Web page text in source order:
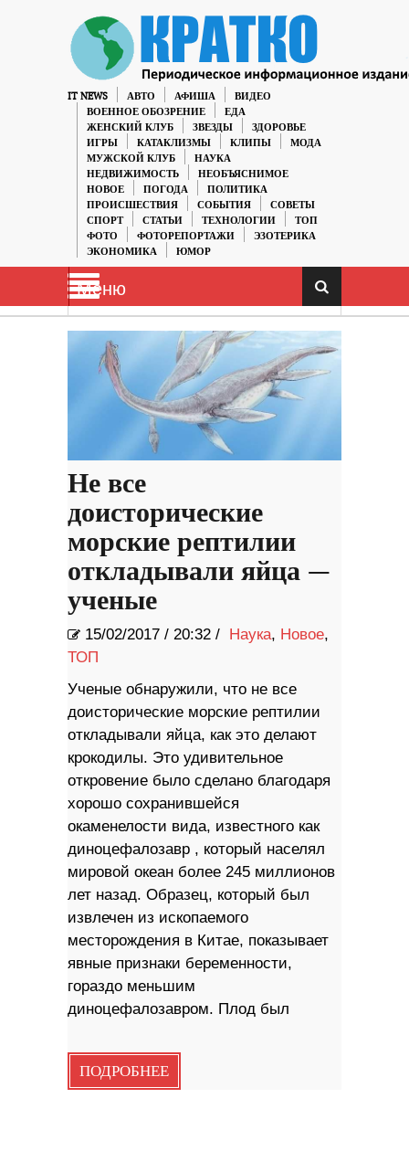
IT NEWS АВТО АФИША
ВИДЕО
ВОЕННОЕ ОБОЗРЕНИЕ
ЕДА
ЖЕНСКИЙ КЛУБ
ЗВЕЗДЫ
ЗДОРОВЬЕ
ИГРЫ
КАТАКЛИЗМЫ КЛИПЫ
МОДА
МУЖСКОЙ КЛУБ
НАУКА
НЕДВИЖИМОСТЬ
НЕОБЪЯСНИМОЕ
НОВОЕ
ПОГОДА
ПОЛИТИКА
ПРОИСШЕСТВИЯ
СОБЫТИЯ
СОВЕТЫ
СПОРТ
СТАТЬИ ТЕХНОЛОГИИ
ТОП
ФОТО
ФОТОРЕПОРТАЖИ
ЭЗОТЕРИКА
ЭКОНОМИКА
ЮМОР
Меню
Не все
доисторические
морские рептилии
откладывали яйца —
ученые
15/02/2017 / 20:32 / Наука, Новое,
ТОП
Ученые обнаружили, что не все
доисторические морские рептилии
откладывали яйца, как это делают
крокодилы. Это удивительное
откровение было сделано благодаря
хорошо сохранившейся
окаменелости вида, известного как
диноцефалозавр , который населял
мировой океан более 245 миллионов
лет назад. Образец, который был
извлечен из ископаемого
месторождения в Китае, показывает
явные признаки беременности,
гораздо меньшим
диноцефалозавром. Плод был
ПОДРОБНЕЕ